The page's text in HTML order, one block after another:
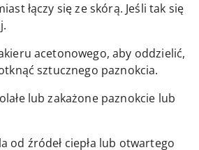
łączy się ze skórą. Jeśli tak się
acetonowego, aby oddzielić,
sztucznego paznokcia.
lub zakażone paznokcie lub
od źródeł ciepła lub otwartego